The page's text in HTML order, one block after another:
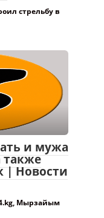
стрельбу в
и мужа
также
| Новости
Мырзайым